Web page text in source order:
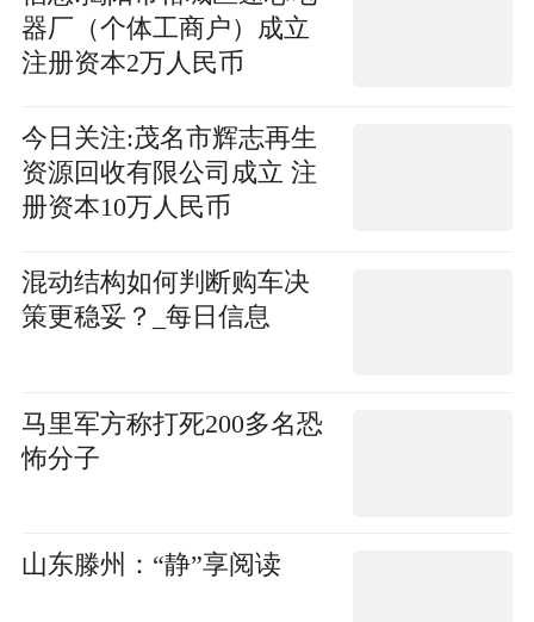
器厂（个体工商户）成立
注册资本2万人民币
今日关注:茂名市辉志再生
资源回收有限公司成立 注
册资本10万人民币
混动结构如何判断购车决
策更稳妥？_每日信息
马里军方称打死200多名恐
怖分子
山东滕州：“静”享阅读